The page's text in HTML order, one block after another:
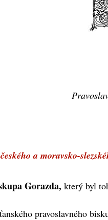
a moravsko-
Gorazda, který byl
pravoslavného